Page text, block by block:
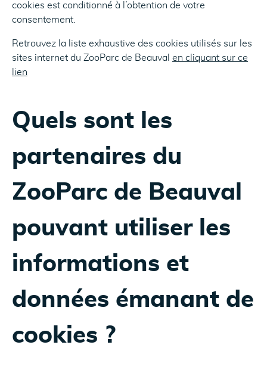
cookies est conditionné à l’obtention de votre
consentement.
Retrouvez la liste exhaustive des cookies utilisés sur les
sites internet du ZooParc de Beauval en cliquant sur ce
lien
Quels sont les
partenaires du
ZooParc de Beauval
pouvant utiliser les
informations et
données émanant de
cookies ?